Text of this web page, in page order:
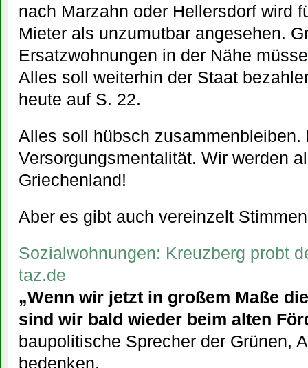
nach Marzahn oder Hellersdorf wird
Mieter als unzumutbar angesehen.
Ersatzwohnungen in der Nähe
Alles soll weiterhin der Staat
heute auf S. 22.
Alles soll hübsch zusammenbleiben.
Versorgungsmentalität. Wir werden
Griechenland!
Aber es gibt auch vereinzelt
Sozialwohnungen: Kreuzberg probt
taz.de
„Wenn wir jetzt in großem Maße
sind wir bald wieder beim alten
baupolitische Sprecher der Grünen,
bedenken.